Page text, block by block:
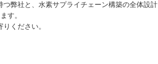
弊社と、水素サプライチェーン構築の全体設計
す。
ください。